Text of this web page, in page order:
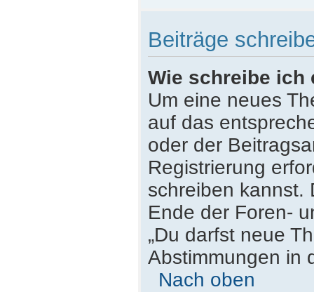
Beiträge
Wie schreibe ich
Um eine neues
auf das
oder der
Registrierung
schreiben kannst.
Ende der Foren-
„Du darfst neue
Abstimmungen in
Nach oben